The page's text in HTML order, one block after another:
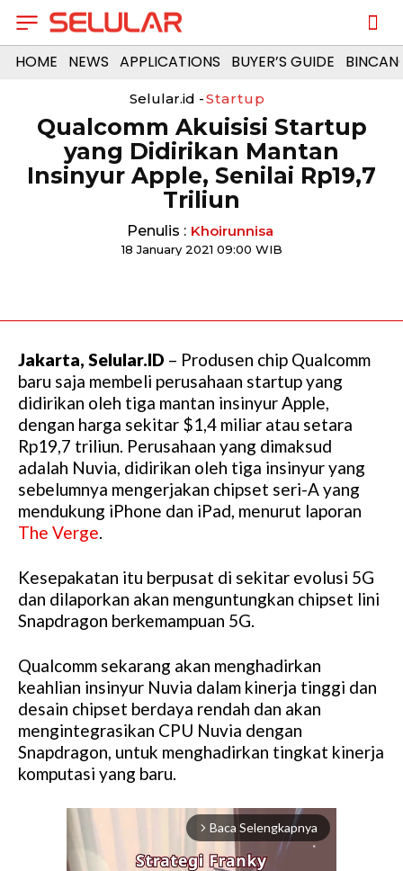
HOME NEWS APPLICATIONS BUYER’S GUIDE
Selular.id -Startup
Qualcomm Akuisisi Startup
yang Didirikan Mantan
Insinyur Apple, Senilai Rp19,7
Triliun
Penulis : Khoirunnisa
18 January 2021 09:00 WIB
Jakarta, Selular.ID – Produsen chip Qualcomm
baru saja membeli perusahaan startup yang
didirikan oleh tiga mantan insinyur Apple,
dengan harga sekitar $1,4 miliar atau setara
Rp19,7 triliun. Perusahaan yang dimaksud
adalah Nuvia, didirikan oleh tiga insinyur yang
sebelumnya mengerjakan chipset seri-A yang
mendukung iPhone dan iPad, menurut laporan
The Verge.
Kesepakatan itu berpusat di sekitar evolusi 5G
dan dilaporkan akan menguntungkan chipset lini
Snapdragon berkemampuan 5G.
Qualcomm sekarang akan menghadirkan
keahlian insinyur Nuvia dalam kinerja tinggi dan
desain chipset berdaya rendah dan akan
mengintegrasikan CPU Nuvia dengan
Snapdragon, untuk menghadirkan tingkat kinerja
komputasi yang baru.
arrow_forward_ios Baca Selengkapnya